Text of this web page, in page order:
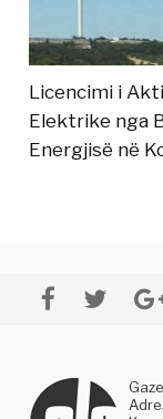
Licencimi i
Elektrike nga
Energjisë në